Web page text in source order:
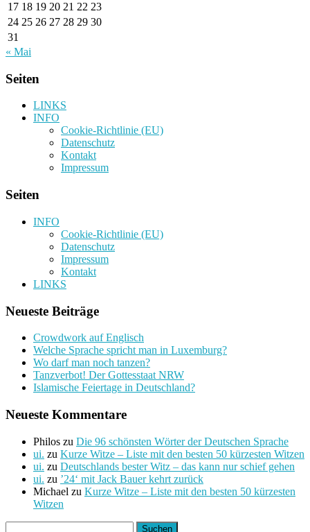
17 18 19 20 21 22 23
24 25 26 27 28 29 30
31
« Mai
Seiten
LINKS
INFO
Cookie-Richtlinie (EU)
Datenschutz
Kontakt
Impressum
Seiten
INFO
Cookie-Richtlinie (EU)
Datenschutz
Impressum
Kontakt
LINKS
Neueste Beiträge
Crowdwork auf Englisch
Welche Sprache spricht man in Luxemburg?
Wo darf man noch tanzen?
Tanzverbot! Der Gottesstaat NRW
Islamische Feiertage in Deutschland?
Neueste Kommentare
Philos zu Die 96 schönsten Wörter der Deutschen Sprache
ui. zu Kurze Witze – Liste mit den besten 50 kürzesten Witzen
ui. zu Deutschlands bester Witz – das kann nur schief gehen
ui. zu ’24‘ mit Jack Bauer kehrt zurück
Michael zu Kurze Witze – Liste mit den besten 50 kürzesten
Witzen